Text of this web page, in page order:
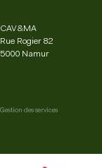
CAV&MA
Rue Rogier 82
5000 Namur
Gestion des services